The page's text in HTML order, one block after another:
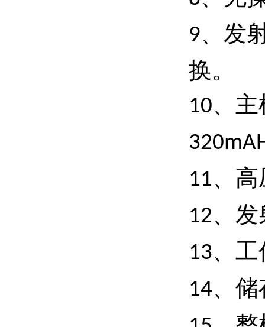
9、发
换。
10、
11、
12、
13、
14、